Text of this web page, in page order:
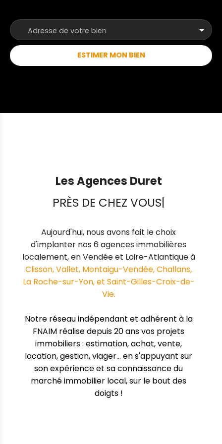
Adresse de votre bien
ESTIMER MON BIEN
Les Agences Duret
PRÈS DE CHEZ VOUS|
Aujourd'hui, nous avons fait le choix
d'implanter nos 6 agences immobilières
localement, en Vendée et Loire-Atlantique à
Clisson, Vallet, Montaigu-Vendée, Challans,
La Roche-sur-Yon, et Saint-Gilles-Croix-de-
Vie.
Notre réseau indépendant et adhérent à la
FNAIM réalise depuis 20 ans vos projets
immobiliers : estimation, achat, vente,
location, gestion, viager... en s'appuyant sur
son expérience et sa connaissance du
marché immobilier local, sur le bout des
doigts !